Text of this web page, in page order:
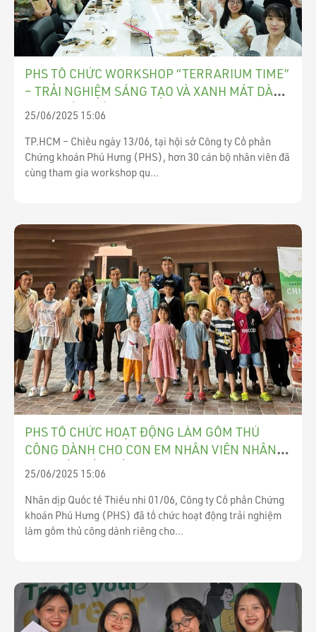
PHS TỔ CHỨC WORKSHOP “TERRARIUM TIME”
– TRẢI NGHIỆM SÁNG TẠO VÀ XANH MÁT DÀNH
CHO NHÂN VIÊN
25/06/2025 15:06
TP.HCM – Chiều ngày 13/06, tại hội sở Công ty Cổ phần
Chứng khoán Phú Hưng (PHS), hơn 30 cán bộ nhân viên đã
cùng tham gia workshop qu...
PHS TỔ CHỨC HOẠT ĐỘNG LÀM GỐM THỦ
CÔNG DÀNH CHO CON EM NHÂN VIÊN NHÂN
DỊP QUỐC TẾ THIẾU NHI 1/6
25/06/2025 15:06
Nhân dịp Quốc tế Thiếu nhi 01/06, Công ty Cổ phần Chứng
khoán Phú Hưng (PHS) đã tổ chức hoạt động trải nghiệm
làm gốm thủ công dành riêng cho...